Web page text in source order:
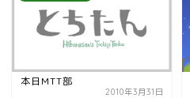
本日MTT部
2010年3月31日